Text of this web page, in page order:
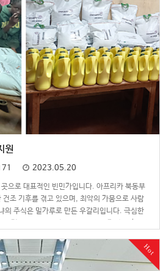
원
2023.05.20
으로 대표적인 빈민가입니다. 아프리카 북동부
조 기후를 겪고 있으며, 최악의 가뭄으로 사람
의 주식은 밀가루로 만든 우갈리입니다. 극심한
Hot